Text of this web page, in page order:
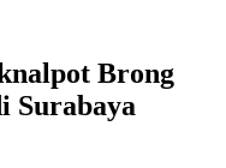
Brong
Surabaya